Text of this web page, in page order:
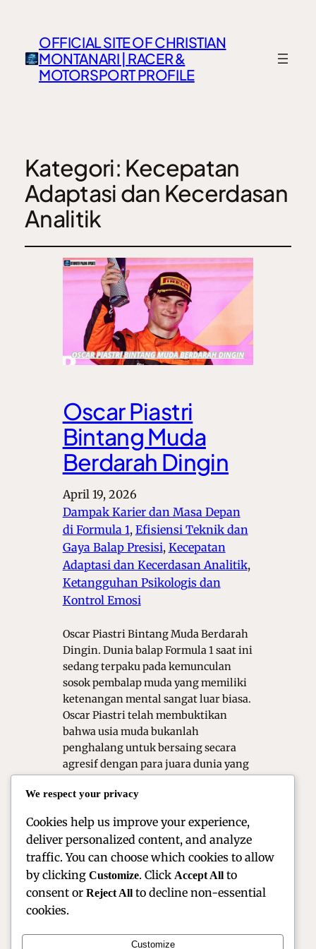
OFFICIAL SITE OF CHRISTIAN
MONTANARI | RACER &
MOTORSPORT PROFILE
Kategori: Kecepatan
Adaptasi dan Kecerdasan
Analitik
Oscar Piastri
Bintang Muda
Berdarah Dingin
April 19, 2026
Dampak Karier dan Masa Depan
di Formula 1, Efisiensi Teknik dan
Gaya Balap Presisi, Kecepatan
Adaptasi dan Kecerdasan Analitik ,
Ketangguhan Psikologis dan
Kontrol Emosi
Oscar Piastri Bintang Muda Berdarah
Dingin. Dunia balap Formula 1 saat ini
sedang terpaku pada kemunculan
sosok pembalap muda yang memiliki
ketenangan mental sangat luar biasa.
Oscar Piastri telah membuktikan
bahwa usia muda bukanlah
penghalang untuk bersaing secara
agresif dengan para juara dunia yang
berdarah dingin karena
We respect your privacy
Cookies help us improve your experience,
deliver personalized content, and analyze
traffic. You can choose which cookies to allow
by clicking Customize. Click Accept All to
consent or Reject All to decline non-essential
cookies.
Customize